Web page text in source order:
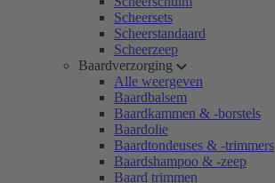
Scheersets
Scheerstandaard
Scheerzeep
Baardverzorging
Alle weergeven
Baardbalsem
Baardkammen & -borstels
Baardolie
Baardtondeuses & -trimmers
Baardshampoo & -zeep
Baard trimmen